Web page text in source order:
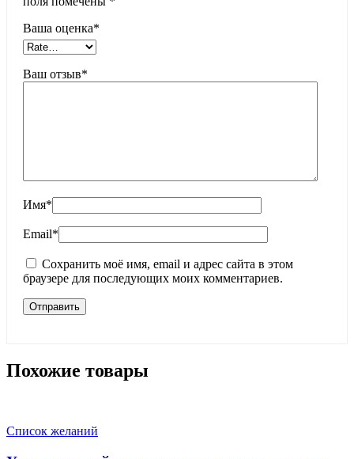
Ваша оценка*
Ваш отзыв*
Имя*
Email*
Сохранить моё имя, email и адрес сайта в этом
браузере для последующих моих комментариев.
Похожие товары
Список желаний